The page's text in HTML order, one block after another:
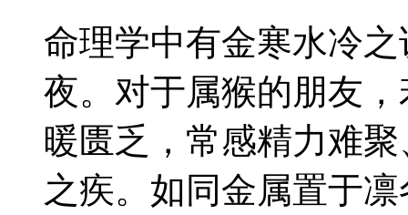
命理学中有金寒水冷
夜。对于属猴的朋友
暖匮乏，常感精力难
之疾。如同金属置于